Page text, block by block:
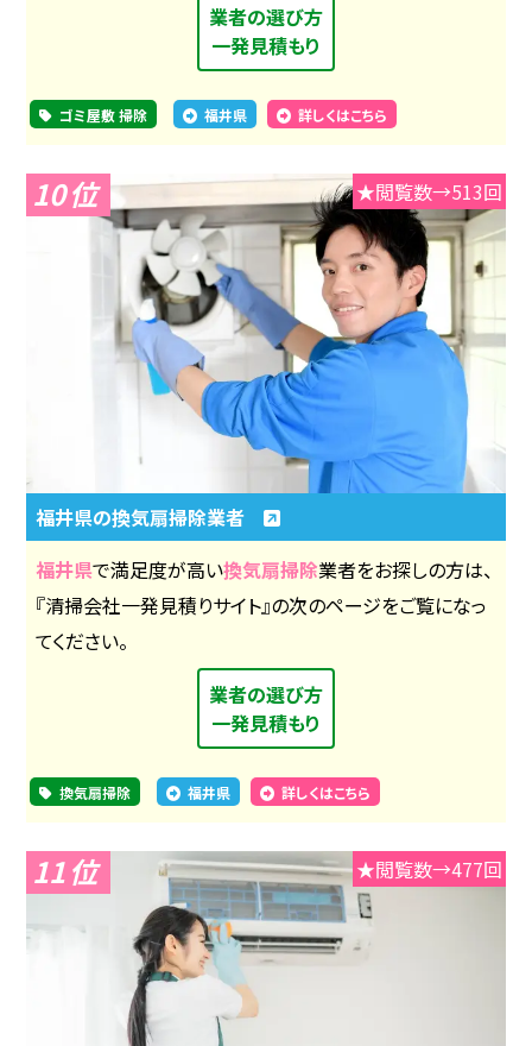
業者の選び方
一発見積もり
ゴミ屋敷 掃除 福井県 詳しくはこちら
10 ★閲覧数→513回
福井県の換気扇掃除業者
福井県で満足度が高い換気扇掃除業者をお探しの方は、
『清掃会社一発見積りサイト』の次のページをご覧になっ
てください。
業者の選び方
一発見積もり
換気扇掃除 福井県 詳しくはこちら
11 ★閲覧数→477回